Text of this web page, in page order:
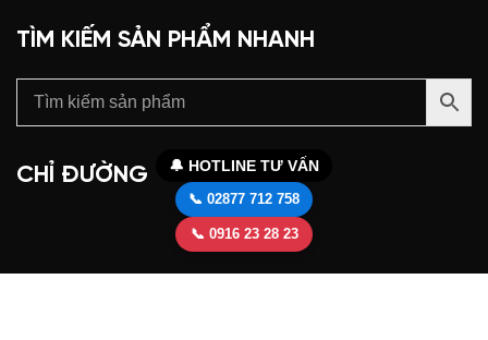
TÌM KIẾM SẢN PHẨM NHANH
CHỈ ĐƯỜNG 🔔 HOTLINE TƯ VẤN
📞 02877 712 758
📞 0916 23 28 23